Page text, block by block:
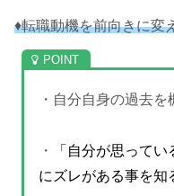
♦転職動機を前向きに変
・自分自身の過去を
・
「自分が思って
にズレがある事を知